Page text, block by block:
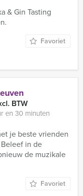
& Gin Tasting
Favoriet
BTW
en 30 minuten
je beste vrienden
in de
de muzikale
Favoriet